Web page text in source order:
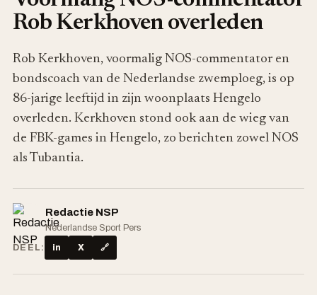
Rob Kerkhoven overleden
Rob Kerkhoven, voormalig NOS-commentator en
bondscoach van de Nederlandse zwemploeg, is op
86-jarige leeftijd in zijn woonplaats Hengelo
overleden. Kerkhoven stond ook aan de wieg van
de FBK-games in Hengelo, zo berichten zowel NOS
als Tubantia.
Redactie NSP
Nederlandse Sport Pers
DEEL:
in X 🔗